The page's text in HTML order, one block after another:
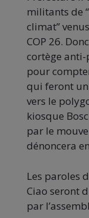
militants de
climat”
COP 26.
cortège
pour
qui feront
vers le
kiosque
par le
dénoncera
Les paroles
Ciao seront
par